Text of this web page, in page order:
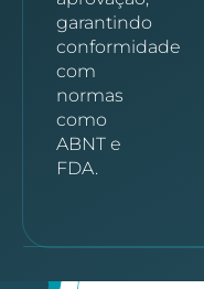
garantindo
conformidade
com
normas
como
ABNT e
FDA.